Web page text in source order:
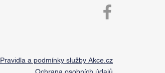
Pravidla a podmínky služby Akce.cz